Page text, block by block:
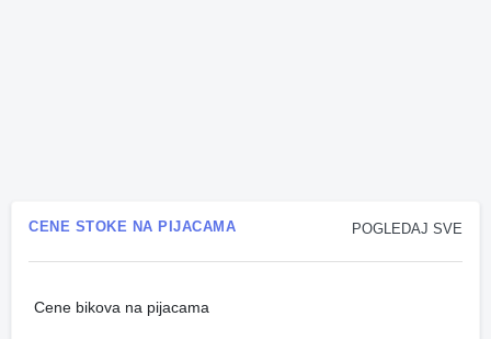
POGLEDAJ SVE
CENE STOKE NA PIJACAMA
Cene bikova na pijacama